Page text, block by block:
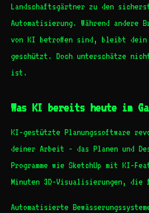
Landschaftsgärtner zu den
Automatisierung. Während andere
von KI betroffen sind, bleibt dein
geschützt. Doch unterschätze
ist.
Was KI bereits heute im
KI-gestützte Planungssoftware
deiner Arbeit - das Planen und
Programme wie SketchUp mit KI-
Minuten 3D-Visualisierungen, die
Automatisierte